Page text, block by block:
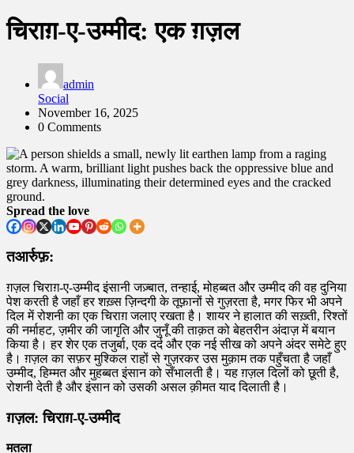
चिराग़-ए-उम्मीद: एक ग़ज़ल
admin
Social
November 16, 2025
0 Comments
Spread the love
तआर्रुफ़:
ग़ज़ल चिराग़-ए-उम्मीद इंसानी जज़्बात, तन्हाई, मोहब्बत और उम्मीद की वह दुनिया
पेश करती है जहाँ हर शख़्स ज़िन्दगी के तूफ़ानों से गुज़रता है, मगर फिर भी अपने
दिल में रोशनी का एक चिराग़ जलाए रखता है। शायर ने हालात की सख़्ती, रिश्तों
की नर्माहट, ज़मीर की जागृति और जुनूँ की ताक़त को बेहतरीन अंदाज़ में बयान
किया है। हर शेर एक तजुर्बा, एक दर्द और एक नई सीख को अपने अंदर समेटे हुए
है। ग़ज़ल का सफ़र मुश्किल राहों से गुज़रकर उस मुक़ाम तक पहुँचता है जहाँ
उम्मीद, हिम्मत और मुहब्बत इंसान को सँभालती है। यह ग़ज़ल दिलों को छूती है,
रोशनी देती है और इंसान को उसकी असल क़ीमत याद दिलाती है।
ग़ज़ल: चिराग़-ए-उम्मीद
मतला